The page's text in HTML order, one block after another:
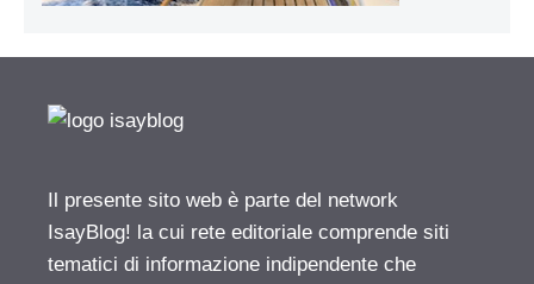
Il presente sito web è parte del network
IsayBlog! la cui rete editoriale comprende siti
tematici di informazione indipendente che